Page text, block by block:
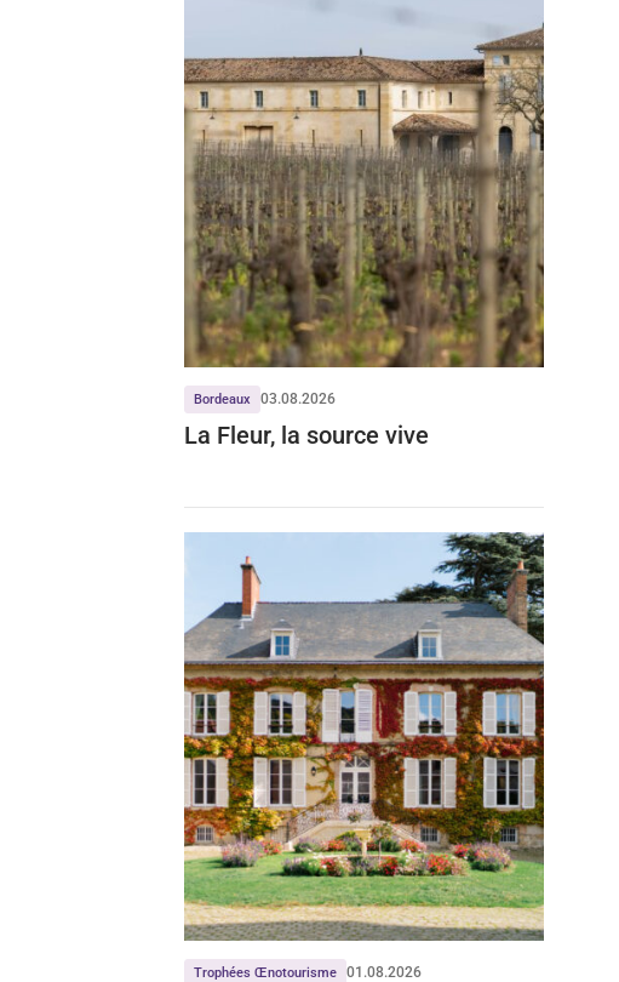
Bordeaux 03.08.2026
La Fleur, la source vive
Trophées Œnotourisme 01.08.2026